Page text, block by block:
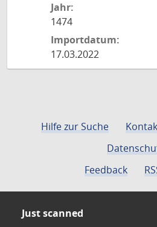
Jahr:
1474
Importdatum:
17.03.2022
Hilfe zur Suche
Feedback
Just scanned